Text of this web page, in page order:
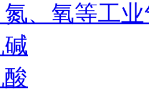
、氧等工